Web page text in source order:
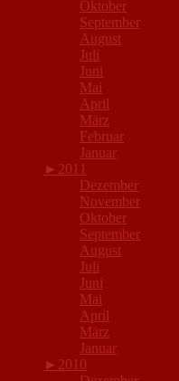
Oktober
September
August
Juli
Juni
Mai
April
März
Februar
Januar
► 2011
Dezember
November
Oktober
September
August
Juli
Juni
Mai
April
März
Januar
► 2010